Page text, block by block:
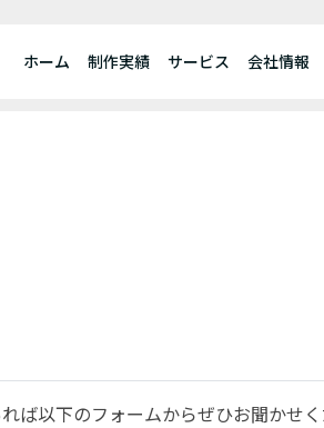
ホーム 制作実績 サービス 会社情報
ば以下のフォームからぜひお聞かせく